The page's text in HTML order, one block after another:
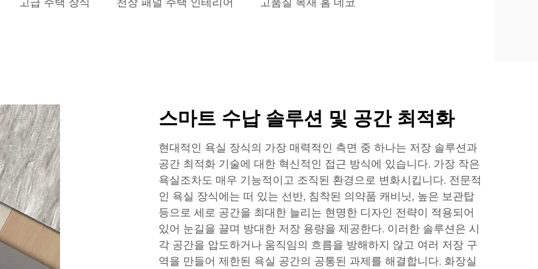
스마트 수납 솔루션 및 공간 최적화
현대적인 욕실 장식의 가장 매력적인 측면 중 하나는 저장 솔루션과
공간 최적화 기술에 대한 혁신적인 접근 방식에 있습니다. 가장 작은
욕실조차도 매우 기능적이고 조직된 환경으로 변화시킵니다. 전문적
인 욕실 장식에는 떠 있는 선반, 침착된 의약품 캐비닛, 높은 보관탑
등으로 세로 공간을 최대한 늘리는 현명한 디자인 전략이 적용되어
있어 눈길을 끌며 방대한 저장 용량을 제공한다. 이러한 솔루션은 시
각 공간을 압도하거나 움직임의 흐름을 방해하지 않고 여러 저장 구
역을 만들어 제한된 욕실 공간의 공통된 과제를 해결합니다. 화장실